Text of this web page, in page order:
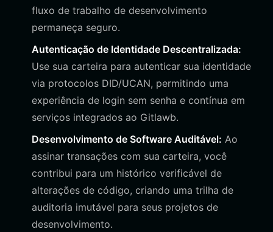
fluxo de trabalho de desenvolvimento
permaneça seguro.
Autenticação de Identidade Descentralizada:
Use sua carteira para autenticar sua identidade
via protocolos DID/UCAN, permitindo uma
experiência de login sem senha e contínua em
serviços integrados ao Gitlawb.
Desenvolvimento de Software Auditável: Ao
assinar transações com sua carteira, você
contribui para um histórico verificável de
alterações de código, criando uma trilha de
auditoria imutável para seus projetos de
desenvolvimento.